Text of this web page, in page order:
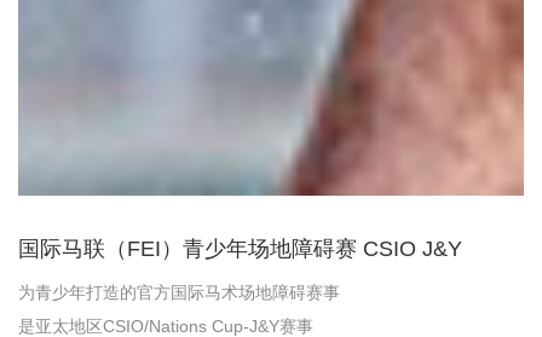
国际马联（FEI）青少年场地障碍赛 CSIO J&Y
为青少年打造的官方国际马术场地障碍赛事
是亚太地区CSIO/Nations Cup-J&Y赛事